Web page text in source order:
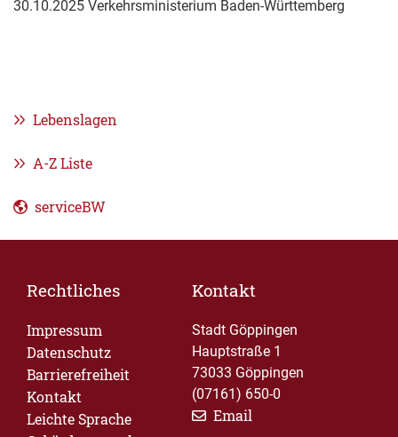
30.10.2025 Verkehrsministerium Baden-Württemberg
Lebenslagen
A-Z Liste
serviceBW
Rechtliches
Impressum
Datenschutz
Barrierefreiheit
Kontakt
Leichte Sprache
Kontakt
Stadt Göppingen
Hauptstraße 1
73033 Göppingen
(07161) 650-0
Email